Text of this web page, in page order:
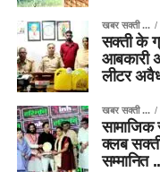
खबर सक्ती ...
सक्ती के
आबकारी
लीटर
खबर सक्ती ...
सामाजिक
क्लब
सम्मानित ..